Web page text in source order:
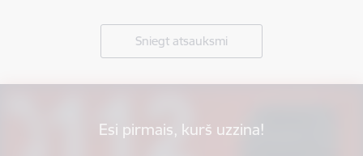
Sniegt atsauksmi
Esi pirmais, kurš uzzina!